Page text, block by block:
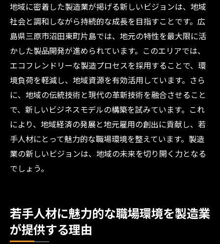
地域に密着した製造業が掲げる新しいビジョンは、地域
社会と調和しながら持続的な成長を目指すことです。広
島県三原市沼田東町片島では、地元の特性を最大限に活
かした製品開発が進められています。このエリアでは、
エコフレンドリーな製造プロセスを採用することで、環
境負荷を軽減し、地域資源を有効活用しています。さら
に、地域の伝統技術と現代の革新技術を融合させること
で、新しいビジネスモデルの構築を試みています。これ
により、地域経済の発展と地元雇用の創出に貢献し、若
手人材にとって魅力的な職場環境を整えています。製造
業の新しいビジョンは、地域の未来を切り開く力となる
でしょう。
若手人材に魅力的な職場環境を製造業
が提供する理由